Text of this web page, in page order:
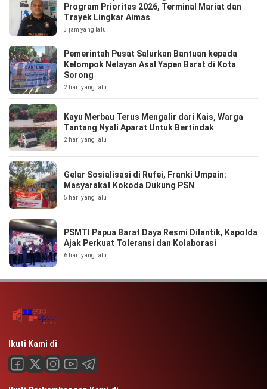
Program Prioritas 2026, Terminal Mariat dan
Trayek Lingkar Aimas
3 jam yang lalu
Pemerintah Pusat Salurkan Bantuan kepada
Kelompok Nelayan Asal Yapen Barat di Kota
Sorong
2 hari yang lalu
Kayu Merbau Terus Mengalir dari Kais, Warga
Tantang Nyali Aparat Untuk Bertindak
2 hari yang lalu
Gelar Sosialisasi di Rufei, Franki Umpain:
Masyarakat Kokoda Dukung PSN
5 hari yang lalu
PSMTI Papua Barat Daya Resmi Dilantik, Kapolda
Ajak Perkuat Toleransi dan Kolaborasi
6 hari yang lalu
Ikuti Kami di